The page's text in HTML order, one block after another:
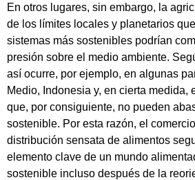
En otros lugares, sin embargo, la
de los límites locales y planetarios
sistemas más sostenibles podrían
presión sobre el medio ambiente.
así ocurre, por ejemplo, en algunas
Medio, Indonesia y, en cierta medida,
que, por consiguiente, no pueden
sostenible. Por esta razón, el
distribución sensata de alimentos
elemento clave de un mundo
sostenible incluso después de la